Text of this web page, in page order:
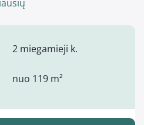
2 miegamieji k.
nuo 119 m²